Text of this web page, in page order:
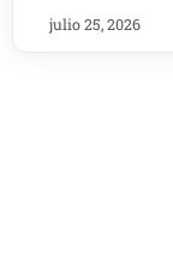
julio 25, 2026